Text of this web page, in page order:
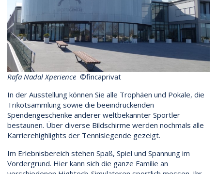
Rafa Nadal Xperience ©fincaprivat
In der Ausstellung können Sie alle Trophäen und Pokale, die
Trikotsammlung sowie die beeindruckenden
Spendengeschenke anderer weltbekannter Sportler
bestaunen. Über diverse Bildschirme werden nochmals alle
Karrierehighlights der Tennislegende gezeigt.
Im Erlebnisbereich stehen Spaß, Spiel und Spannung im
Vordergrund. Hier kann sich die ganze Familie an